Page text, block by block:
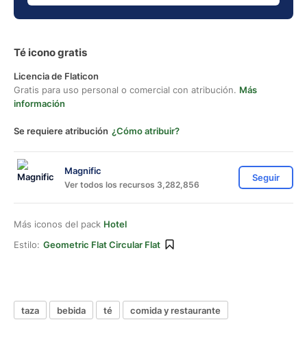
Té icono gratis
Licencia de Flaticon
Gratis para uso personal o comercial con atribución. Más
información
Se requiere atribución ¿Cómo atribuir?
Magnific
Ver todos los recursos 3,282,856
Seguir
Más iconos del pack Hotel
Estilo: Geometric Flat Circular Flat
taza bebida té comida y restaurante